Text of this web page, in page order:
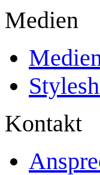
Medien
Kontakt